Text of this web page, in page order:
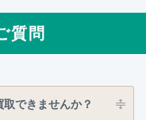
質問
できませんか？